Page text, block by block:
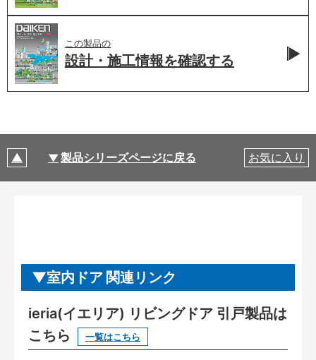
この製品の
設計・施工情報を確認する
製品シリーズページに戻る お気に入り
室内ドア 関連リンク
ieria(イエリア) リビングドア 引戸製品は
こちら
一覧はこちら